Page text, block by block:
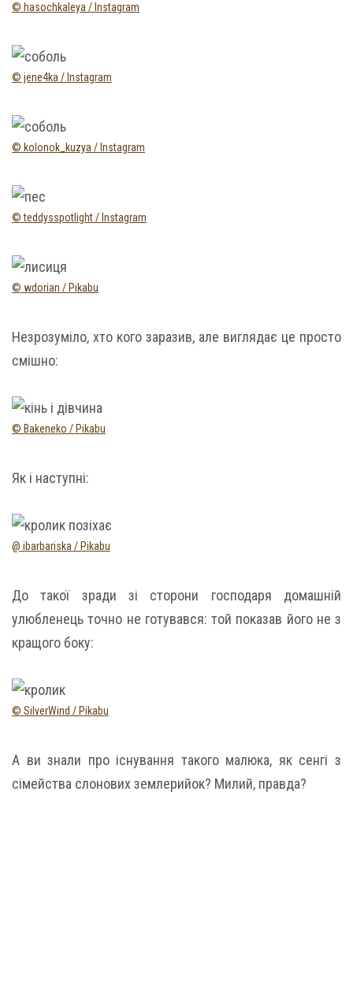
© hasochkaleya / Instagram
© jene4ka / Instagram
© kolonok_kuzya / Instagram
© teddysspotlight / Instagram
© wdorian / Pikabu
Незрозуміло, хто кого заразив, але виглядає це просто
смішно:
© Bakeneko / Pikabu
Як і наступні:
@ ibarbariska / Pikabu
До такої зради зі сторони господаря домашній
улюбленець точно не готувався: той показав його не з
кращого боку:
© SilverWind / Pikabu
А ви знали про існування такого малюка, як сенгі з
сімейства слонових землерийок? Милий, правда?